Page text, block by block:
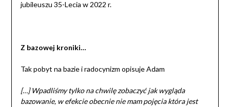
jubileuszu 35-Lecia w 2022 r.
Z bazowej kroniki…
Tak pobyt na bazie i radocynizm opisuje Adam
[…] Wpadliśmy tylko na chwilę zobaczyć jak wygląda
bazowanie, w efekcie obecnie nie mam pojęcia która jest